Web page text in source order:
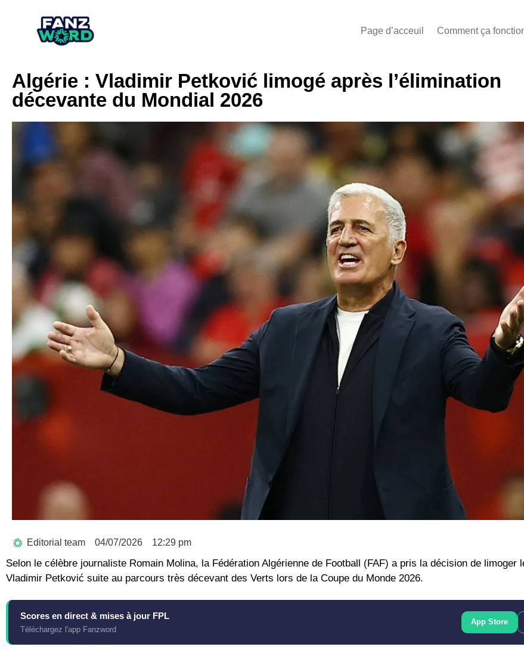
Page d’acceuil Comment ça
Algérie : Vladimir Petković limogé après l’élimination
décevante du Mondial 2026
Editorial team 04/07/2026 12:29 pm
Selon le célèbre journaliste Romain Molina, la Fédération Algérienne de Football (FAF) a pris la décision de limoger
Vladimir Petković suite au parcours très décevant des Verts lors de la Coupe du Monde 2026.
Scores en direct & mises à jour FPL
Téléchargez l'app Fanzword
App Store